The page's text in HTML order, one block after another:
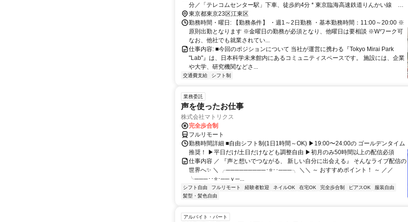
分／「テレコムセンター駅」下車、徒歩約4分 * 東京臨海高速鉄道りんかい線
「東京テレポート駅」下車、徒歩約15分
東京都東京23区江東区
勤務時間・曜日: 【勤務条件】 ・週1～2日勤務 ・基本勤務時間：11:00～20:00 ※
原則出勤となります ※金曜日の勤務が必須となり、他曜日は要相談 ※Wワーク可
なお、他社でも就業されてい...
仕事内容: ■今回のポジションについて 当社が運営に携わる『Tokyo Mirai Park
"Lab"』は、日本科学未来館内にあるコミュニティスペースです。 施設には、企業
や大学、研究機関などさ...
交通費支給 シフト制
業務委託
声を使ったお仕事
株式会社マトリクス
完全歩合制
フルリモート
勤務時間詳細 ■自由シフト制(1日1時間～OK) ▶19:00〜24:00の ゴールデンタイム
推奨！ ▶平日だけ/土日だけなども調整自由 ▶初月のみ50時間以上の配信必須
仕事内容 ／ 『声と想いでつながる、 新しい自分に出会える』 そんなライブ配信の
世界へ✨ ＼ ╭─────────･⭐･･───╮ ＼＼ ～ おすすめポイント！ ～ ／／
╰───･･⭐･──ｖ─...
シフト自由 フルリモート 経験者歓迎 ネイルOK 在宅OK 完全歩合制 ピアスOK
服装自由
髪型・髪色自由
アルバイト・パート